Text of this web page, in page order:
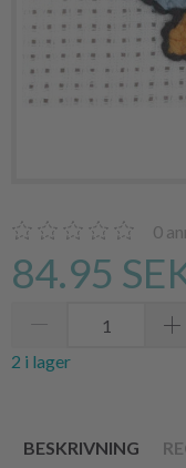
0
84.95
2 i lager
BESKRIVNING